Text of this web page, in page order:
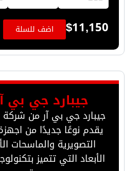
$11,150 اضف للسلة
جيبارد جي بي آر 3
يقدم نوعًا جديدًا من
التصويرية والماسحات
الأبعاد التي تتميز